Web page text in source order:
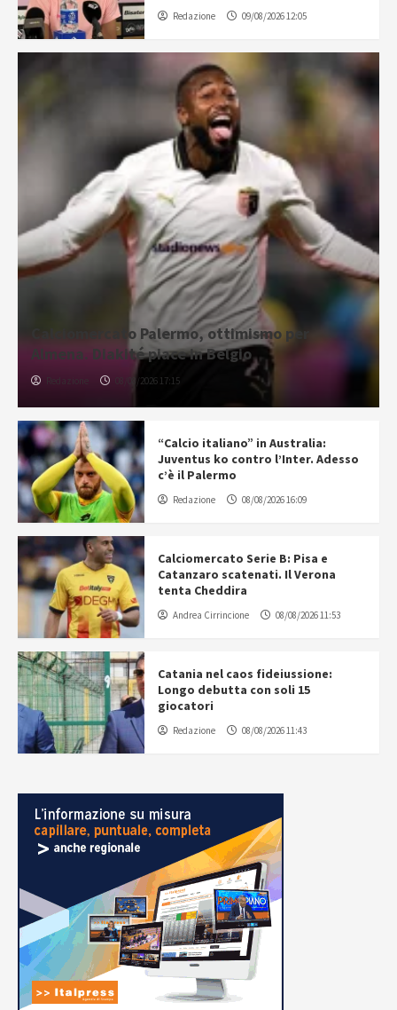
Redazione 09/08/2026 12:05
Calciomercato Palermo, ottimismo per
Almena. Diakité piace in Belgio
08/08/2026 17:15
“Calcio italiano” in Australia:
Juventus ko contro l’Inter. Adesso
c’è il Palermo
Redazione 08/08/2026 16:09
Calciomercato Serie B: Pisa e
Catanzaro scatenati. Il Verona
tenta Cheddira
Andrea Cirrincione 08/08/2026 11:53
Catania nel caos fideiussione:
Longo debutta con soli 15
giocatori
Redazione 08/08/2026 11:43